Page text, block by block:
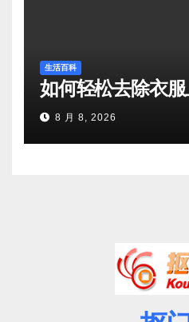
生活百科
如何轻松去除衣
8 月 8, 2026